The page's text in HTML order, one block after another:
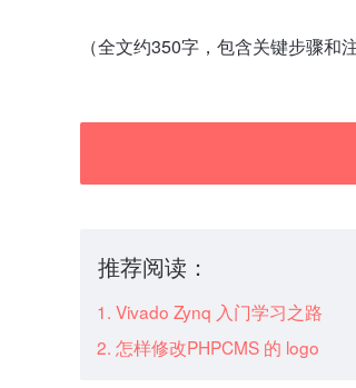
（全文约350字，包含关键步骤和
推荐阅读：
Vivado Zynq 入门学习之路
怎样修改PHPCMS 的 logo